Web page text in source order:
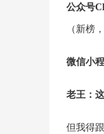
公众号
（新榜
微信小
老王：
但我得